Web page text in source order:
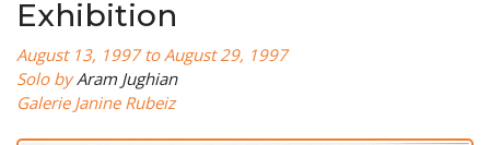
Exhibition
August 13, 1997 to August 29, 1997
Solo byAram Jughian
Galerie Janine Rubeiz